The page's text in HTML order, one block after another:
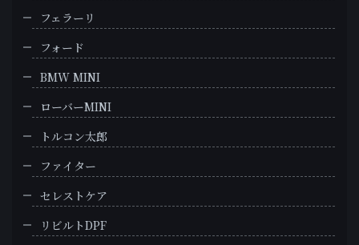
フェラーリ
フォード
BMW MINI
ローバーMINI
トルコン太郎
ファイター
セレストケア
リビルトDPF